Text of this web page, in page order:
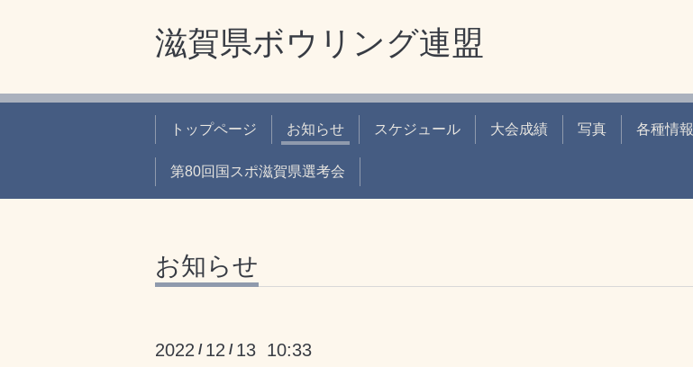
滋賀県ボウリング連盟
トップページ お知らせ スケジュール 大会成績 写真 各種情報
第80回国スポ滋賀県選考会
お知らせ
2022 / 12 / 13 10:33